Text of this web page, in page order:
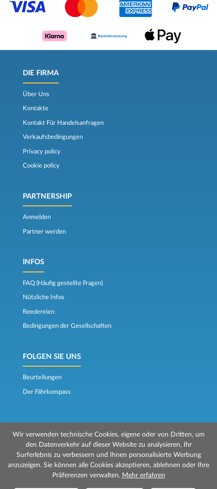
DIE FIRMA
Über Uns
Kontakte
Kontakt Für Handelsanfragen
Verkaufsbedingungen
Privacy policy
Cookie policy
PARTNERSHIP
Anmelden
Partner werden
INFOS
FAQ (Häufig gestellte Fragen)
Nützliche Infos
Reedereien
Bedingungen der Gesellschaften
FOLGEN SIE UNS
Beurteilungen
Der Fährkompass
© 2026 Mr Ferry wird von Prenotazioni24 s.r.l. verwaltet
Betriebsstätte: Via Casa del Duca, 1 - 57037 Portoferraio (LI)
Wir verwenden technische Cookies, eigene oder von Dritten, um
den Datenverkehr auf dieser Website zu analysieren, Ihr
Surferlebnis zu verbessern und Ihnen personalisierte Werbung
anzuzeigen. Sie können alle Cookies akzeptieren, ablehnen oder Ihre
Präferenzen verwalten. Mehr erfahren